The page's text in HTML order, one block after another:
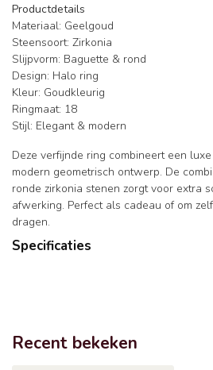
Productdetails
Materiaal: Geelgoud
Steensoort: Zirkonia
Slijpvorm: Baguette & rond
Design: Halo ring
Kleur: Goudkleurig
Ringmaat: 18
Stijl: Elegant & modern
Deze verfijnde ring combineert een
modern geometrisch ontwerp. De
ronde zirkonia stenen zorgt voor extra
afwerking. Perfect als cadeau of om
dragen.
Specificaties
Recent bekeken